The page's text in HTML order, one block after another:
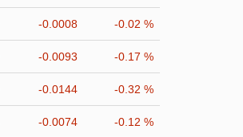
-0.0008 -0.02 %
-0.0093 -0.17 %
-0.0144 -0.32 %
-0.0074 -0.12 %